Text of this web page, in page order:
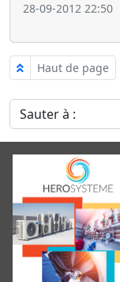
28-09-2012 22:50
Haut de page
Sauter à :